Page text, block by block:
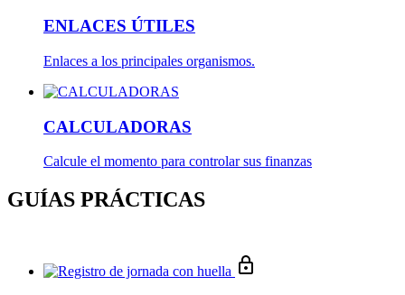
ENLACES ÚTILES
Enlaces a los principales organismos.
CALCULADORAS
Calcule el momento para controlar sus finanzas
GUÍAS PRÁCTICAS